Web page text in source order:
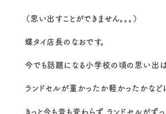
（思い出すことができません。。。）
蝶タイ店長のなおです。
今でも話題になる小学校の頃の思い出
ランドセルが重かったか軽かったかなど
きっと今も昔も変わらず、ランドセルが